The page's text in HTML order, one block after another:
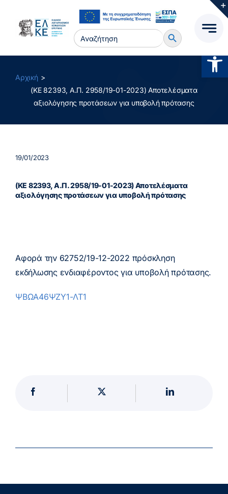
περιεχόμενο
Search
for:
Search Button
Αρχική
(ΚΕ 82393, Α.Π. 2958/19-01-2023) Αποτελέσματα
αξιολόγησης προτάσεων για υποβολή πρότασης
19/01/2023
(ΚΕ 82393, Α.Π. 2958/19-01-2023) Αποτελέσματα
αξιολόγησης προτάσεων για υποβολή πρότασης
Αφορά την 62752/19-12-2022 πρόσκληση
εκδήλωσης ενδιαφέροντος για υποβολή πρότασης.
ΨΒΩΑ46ΨΖΥ1-ΛΤ1